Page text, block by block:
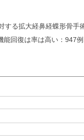
する拡大経鼻経蝶形骨手
能回復は率は高い：947